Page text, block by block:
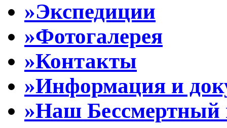
»Экспедиции
»Фотогалерея
»Контакты
»Информация и
»Наш Бессмертный